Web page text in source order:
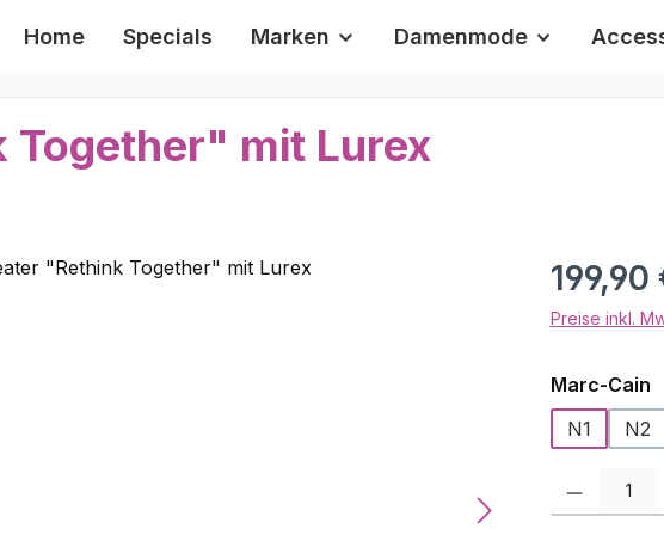
Home Specials Marken Damenmode
Together" mit Lurex
Regulärer
199,90
Preise inkl.
Marc-Cain
N1
N2
Produkt